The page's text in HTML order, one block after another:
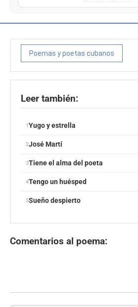
Poemas y poetas cubanos
Leer también:
Yugo y estrella
José Martí
Tiene el alma del poeta
Tengo un huésped
Sueño despierto
Comentarios al poema: